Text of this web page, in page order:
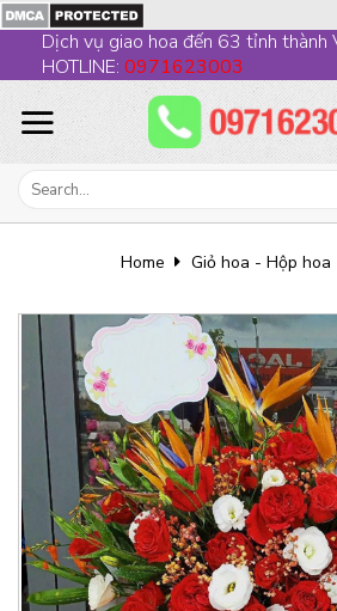
to
content
Dịch vụ giao hoa đến 63 tỉnh thành
HOTLINE: 0971623003
Search
Home Giỏ hoa - Hộp hoa